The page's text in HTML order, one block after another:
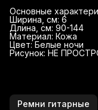
Основные
Ширина, см: 6
Длина, см: 90-144
Материал: Кожа
Цвет: Белые ночи
Рисунок: НЕ
Ремни гитарные